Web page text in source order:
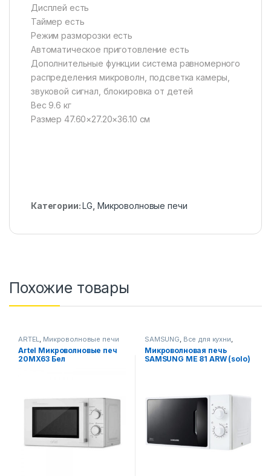
Дисплей есть
Таймер есть
Режим разморозки есть
Автоматическое приготовление есть
Дополнительные функции система равномерного
распределения микроволн, подсветка камеры,
звуковой сигнал, блокировка от детей
Вес 9.6 кг
Размер 47.60×27.20×36.10 см
Категории:LG Микроволновые печи
Похожие товары
ARTEL, Микроволновые печи
Artel Микроволновые печ
20MX63 Бел
SAMSUNG, Все для кухни,
Микроволновые печи
Микроволновая печь
SAMSUNG ME 81 ARW (solo)